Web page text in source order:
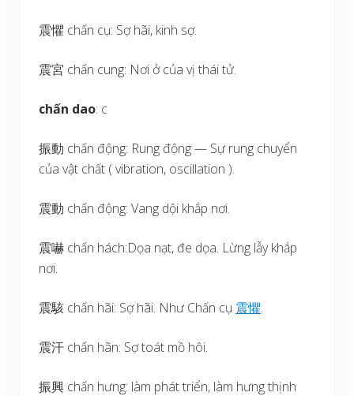
震懼 chấn cụ: Sợ hãi, kinh sợ.
震宮 chấn cung: Nơi ở của vị thái tử.
chấn dao: c
振動 chấn động: Rung động — Sự rung chuyển
của vật chất ( vibration, oscillation ).
震動 chấn động: Vang dội khắp nơi.
震嚇 chấn hách:Dọa nạt, đe dọa. Lừng lẫy khắp
nơi.
震駭 chấn hãi: Sợ hãi. Như Chấn cụ 震懼.
震汗 chấn hãn: Sợ toát mồ hôi.
振興 chấn hưng: làm phát triển, làm hưng thịnh